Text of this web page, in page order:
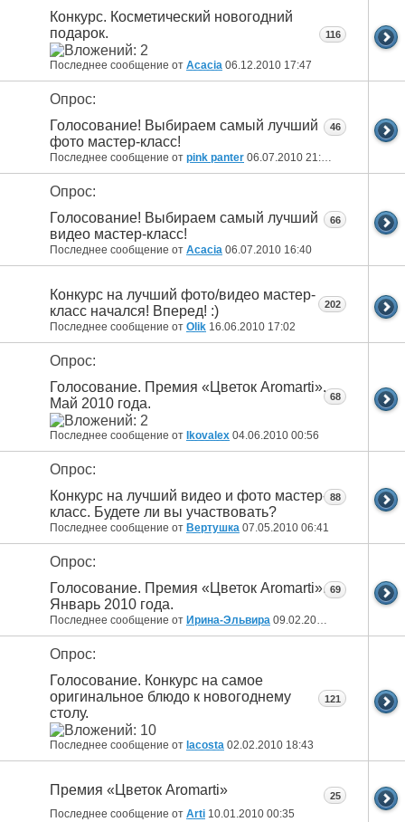
Конкурс. Косметический новогодний
подарок.
Последнее сообщение от Acacia 06.12.2010 17:47
116
Опрос:
Голосование! Выбираем самый лучший
фото мастер-класс!
Последнее сообщение от pink panter 06.07.2010 21:46
46
Опрос:
Голосование! Выбираем самый лучший
видео мастер-класс!
Последнее сообщение от Acacia 06.07.2010 16:40
66
Конкурс на лучший фото/видео мастер-
класс начался! Вперед! :)
Последнее сообщение от Olik 16.06.2010 17:02
202
Опрос:
Голосование. Премия «Цветок Aromarti».
Май 2010 года.
Последнее сообщение от Ikovalex 04.06.2010 00:56
68
Опрос:
Конкурс на лучший видео и фото мастер-
класс. Будете ли вы участвовать?
Последнее сообщение от Вертушка 07.05.2010 06:41
88
Опрос:
Голосование. Премия «Цветок Aromarti».
Январь 2010 года.
Последнее сообщение от Ирина-Эльвира 09.02.2010
69
Опрос:
Голосование. Конкурс на самое
оригинальное блюдо к новогоднему
столу.
Последнее сообщение от lacosta 02.02.2010 18:43
121
Премия «Цветок Aromarti»
Последнее сообщение от Arti 10.01.2010 00:35
25